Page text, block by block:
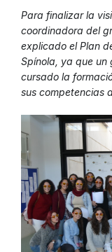
Para finalizar la
coordinadora del
explicado el Plan
Spínola, ya que un
cursado la
sus competencias